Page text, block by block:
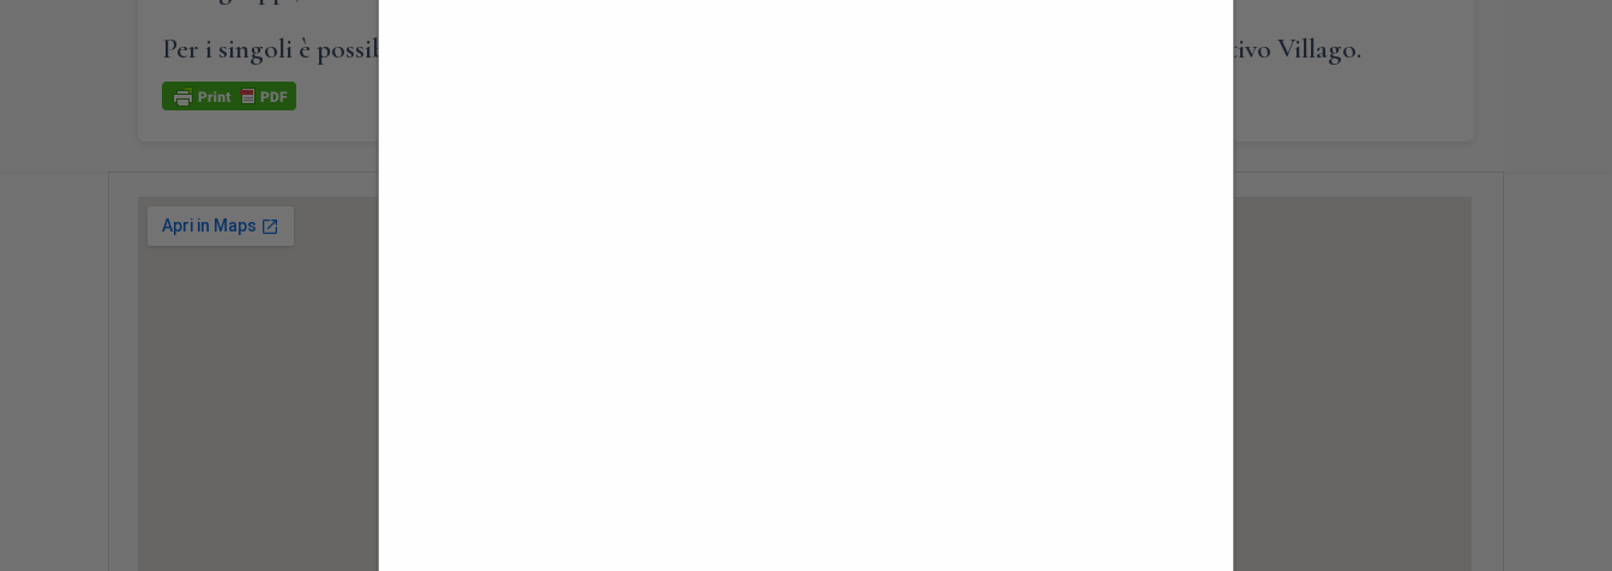
Per i singoli è possibile aggregarsi nei giorni di visita prestabiliti all’interno del calendario interattivo Villago.